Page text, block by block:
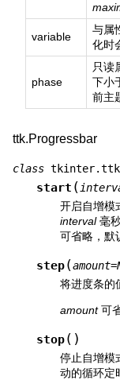
variable
与属
化时
phase
只读
下小
前主
ttk.Progressbar
class
start (
开启自增模
interval毫
可省略，默
step(amount=
将进度条的
amount可
stop( )
停止自增模
动的循环定